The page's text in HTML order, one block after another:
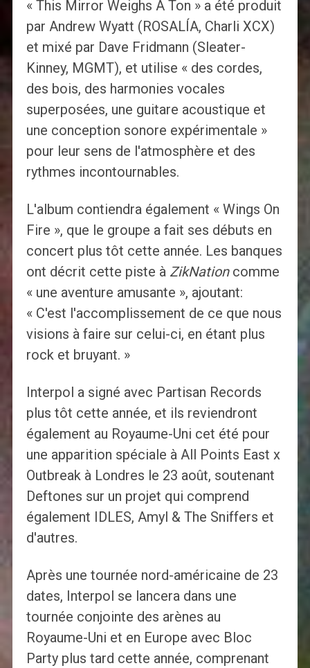
« This Mirror Weighs A Ton » a été produit
par Andrew Wyatt (ROSALÍA, Charli XCX)
et mixé par Dave Fridmann (Sleater-
Kinney, MGMT), et utilise « des cordes,
des bois, des harmonies vocales
superposées, une guitare acoustique et
une conception sonore expérimentale »
pour leur sens de l'atmosphère et des
rythmes incontournables.
L'album contiendra également « Wings On
Fire », que le groupe a fait ses débuts en
concert plus tôt cette année. Les banques
ont décrit cette piste à ZikNation comme
« une aventure amusante », ajoutant:
« C'est l'accomplissement de ce que nous
visions à faire sur celui-ci, en étant plus
rock et bruyant. »
Interpol a signé avec Partisan Records
plus tôt cette année, et ils reviendront
également au Royaume-Uni cet été pour
une apparition spéciale à All Points East x
Outbreak à Londres le 23 août, soutenant
Deftones sur un projet qui comprend
également IDLES, Amyl & The Sniffers et
d'autres.
Après une tournée nord-américaine de 23
dates, Interpol se lancera dans une
tournée conjointe des arènes au
Royaume-Uni et en Europe avec Bloc
Party plus tard cette année, comprenant